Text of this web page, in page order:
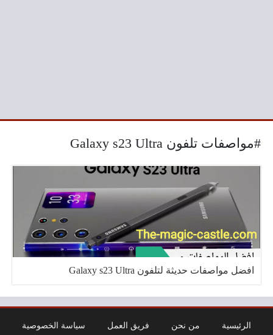
#مواصفات تلفون Galaxy s23 Ultra
افضل مواصفات حديثة لتلفون Galaxy s23 Ultra
الرئيسية من نحن فريق العمل سياسة الخصوصية